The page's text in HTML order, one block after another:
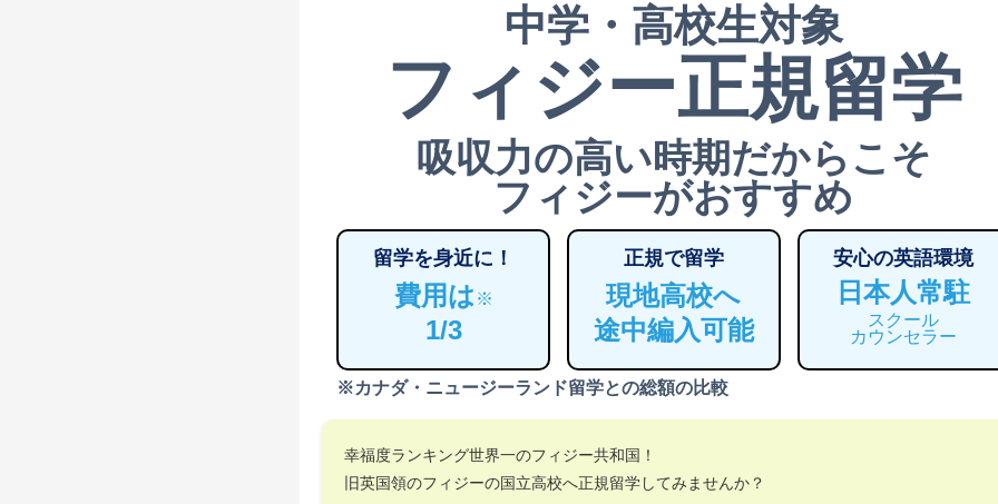
中学・高校生対象
フィジー正規留学
吸収力の高い時期だからこそ
フィジーがおすすめ
留学を身近に！
費用は※
1/3
正規で留学
現地高校へ
途中編入可能
安心の英語環境
日本人常駐
スクール
カウンセラー
※カナダ・ニュージーランド留学との総額の比較
幸福度ランキング世界一のフィジー共和国！
旧英国領のフィジーの国立高校へ正規留学してみませんか？